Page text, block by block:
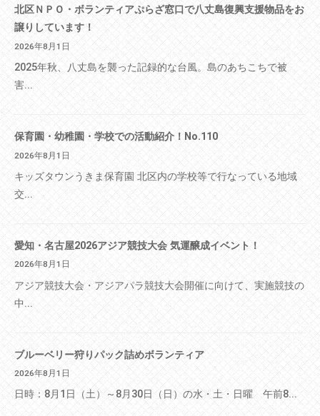
北区ＮＰＯ・ボランティアぷらざ窓口で八丈島復興支援物品をお
譲りしています！
2026年8月1日
2025年秋、八丈島を襲った記録的な台風。島のあちこちで被
害...
保育園・幼稚園・学校での活動紹介！No.110
2026年8月1日
キッズタウンうきま保育園 北区内の学校等で行なっている地域
交...
愛知・名古屋2026アジア競技大会 気運醸成イベント！
2026年8月1日
アジア競技大会・アジアパラ競技大会開催に向けて、実施競技の
中...
ブルーベリー狩りパック詰めボランティア
2026年8月1日
日時：8月1日（土）～8月30日（日）の水・土・日曜 午前8...